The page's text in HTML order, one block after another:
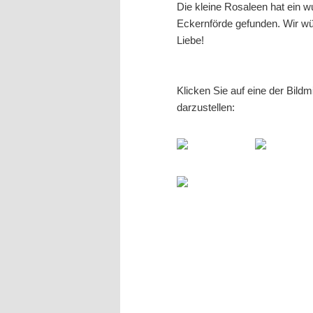
Die kleine Rosaleen hat ein
Eckernförde gefunden. Wir
Liebe!
Klicken Sie auf eine der
darzustellen: